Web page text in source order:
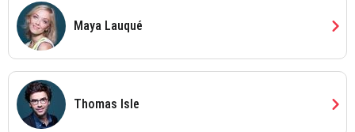
Maya Lauqué chevron_right
Thomas Isle chevron_right